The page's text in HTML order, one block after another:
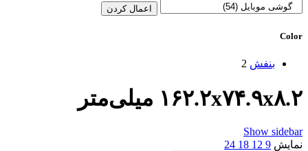
اعمال کردن
Color
بنفش 2
۱۶۲.۲x۷۴.۹x۸.۲ میلی‌متر
Show sidebar
نمایش 9
12
18
24